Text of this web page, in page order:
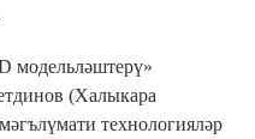
модельләштерү»
(Халыкара
технологияләр